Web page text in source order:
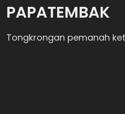
PAPATEMBAK
Tongkrongan pemanah